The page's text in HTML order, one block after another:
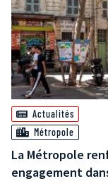
Actualités
Métropole
La Métropole
engagement